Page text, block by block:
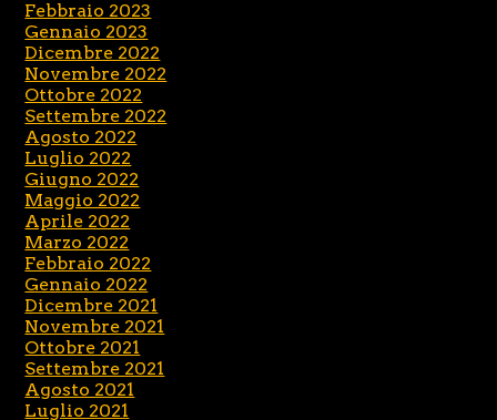
Febbraio 2023
Gennaio 2023
Dicembre 2022
Novembre 2022
Ottobre 2022
Settembre 2022
Agosto 2022
Luglio 2022
Giugno 2022
Maggio 2022
Aprile 2022
Marzo 2022
Febbraio 2022
Gennaio 2022
Dicembre 2021
Novembre 2021
Ottobre 2021
Settembre 2021
Agosto 2021
Luglio 2021